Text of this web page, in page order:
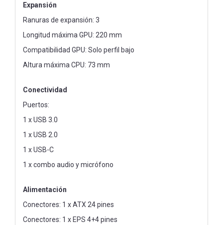
Expansión
Ranuras de expansión: 3
Longitud máxima GPU: 220 mm
Compatibilidad GPU: Solo perfil bajo
Altura máxima CPU: 73 mm
Conectividad
Puertos:
1 x USB 3.0
1 x USB 2.0
1 x USB-C
1 x combo audio y micrófono
Alimentación
Conectores: 1 x ATX 24 pines
Conectores: 1 x EPS 4+4 pines